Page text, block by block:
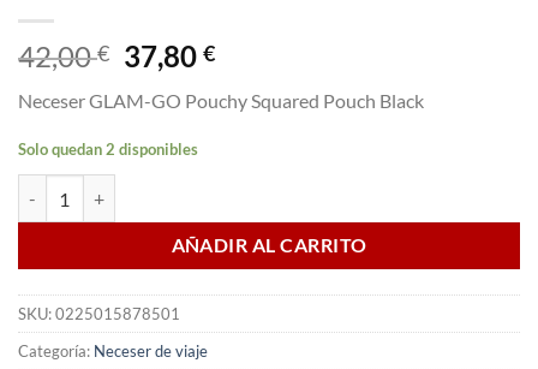
42,00€ El
precio
original
era:
42,00 €.
37,80€El
actual
Neceser GLAM-GO Pouchy Squared Pouch Black
Solo quedan 2 disponibles
AÑADIR AL CARRITO
SKU:0225015878501
Categoría: Neceser de viaje